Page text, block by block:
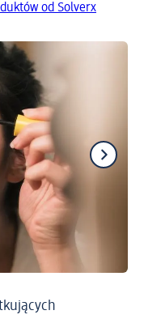
od Solverx